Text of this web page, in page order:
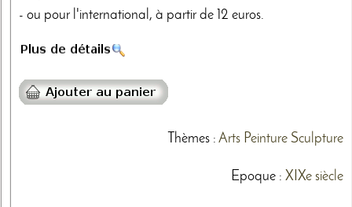
- ou pour l'international, à partir de 12 euros.
Thèmes: Arts Peinture Sculpture
Epoque : XIXe siècle